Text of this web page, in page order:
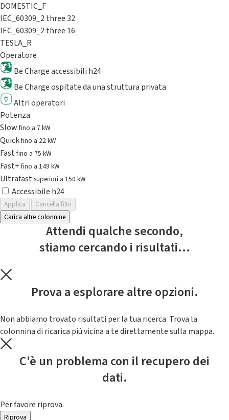
DOMESTIC_F
IEC_60309_2 three 32
IEC_60309_2 three 16
TESLA_R
Operatore
Be Charge accessibili h24
Be Charge ospitate da una struttura privata
Altri operatori
Potenza
Slowfino a 7 kW
Quickfino a 22 kW
Fastfino a 75 kW
Fast+fino a 149 kW
Ultrafast superiori a 150 kW
Accessibile h24
Applica
Cancella filtri
Carica altre colonnine
Attendi qualche secondo,
stiamo cercando i risultati...
Prova a esplorare altre opzioni.
Non abbiamo trovato risultati per la tua ricerca. Trova la
colonnina di ricarica piú vicina a te direttamente sulla mappa.
C'è un problema con il recupero dei
dati.
Per favore riprova.
Riprova